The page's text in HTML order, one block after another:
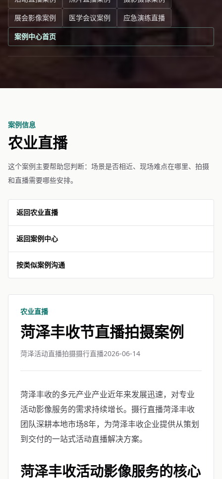
展会影像案例
医学会议案例
应急演练直播
案例中心首页
案例信息
农业直播
这个案例主要帮助您判断：场景是否相近、现场难点在哪里、拍摄
和直播需要哪些安排。
返回农业直播
返回案例中心
按类似案例沟通
农业直播
菏泽丰收节直播拍摄案例
菏泽活动直播拍摄摄行直播2026-06-14
菏泽丰收的多元产业产业近年来发展迅速，对专业
活动影像服务的需求持续增长。摄行直播菏泽丰收
团队深耕本地市场8年，为菏泽丰收企业提供从策划
到交付的一站式活动直播解决方案。
菏泽丰收活动影像服务的核心